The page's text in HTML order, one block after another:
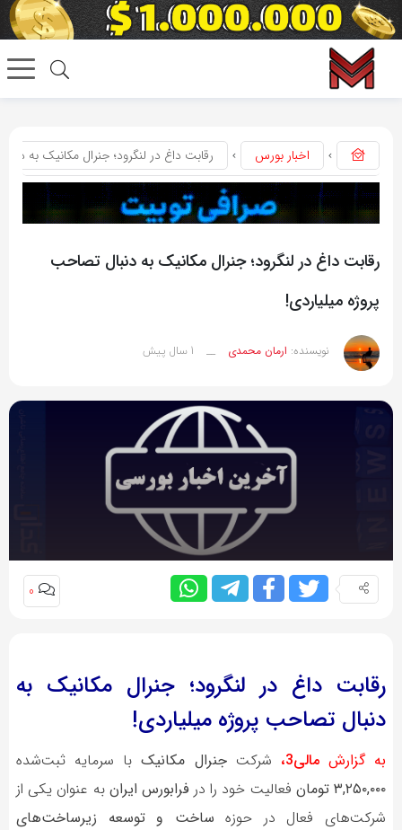
اخبار بورس رقابت داغ در لنگرود؛ جنرال مکانیک به
رقابت داغ در لنگرود؛ جنرال مکانیک به دنبال تصاحب
پروژه میلیاردی!
نویسنده: ارمان محمدی __ 1 سال پیش
0
رقابت داغ در لنگرود؛ جنرال مکانیک به
دنبال تصاحب پروژه میلیاردی!
به گزارشمالی3، شرکتجنرال مکانیکبا سرمایه ثبت‌شده
۳,۲۵۰,۰۰۰ تومان
فعالیت خود را درفرابورس ایران به عنوان یکی از
شرکت‌های فعال در حوزه ساخت و توسعه زیرساخت‌های